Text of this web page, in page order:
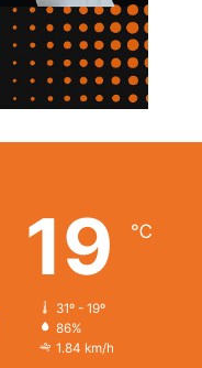
19 ℃
31º - 19º
86%
1.84 km/h